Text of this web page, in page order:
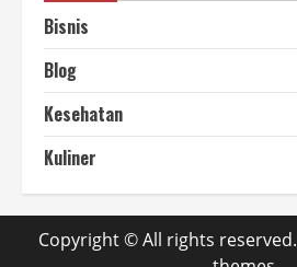
Bisnis
Blog
Kesehatan
Kuliner
Copyright © All rights reserved.